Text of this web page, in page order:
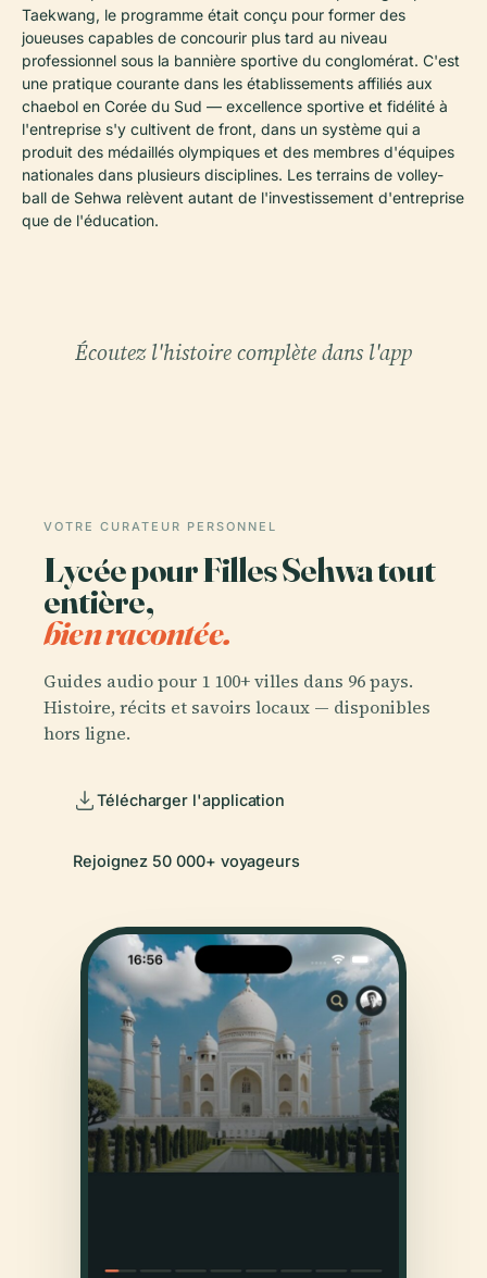
Taekwang, le programme était conçu pour former des
joueuses capables de concourir plus tard au niveau
professionnel sous la bannière sportive du conglomérat. C'est
une pratique courante dans les établissements affiliés aux
chaebol en Corée du Sud — excellence sportive et fidélité à
l'entreprise s'y cultivent de front, dans un système qui a
produit des médaillés olympiques et des membres d'équipes
nationales dans plusieurs disciplines. Les terrains de volley-
ball de Sehwa relèvent autant de l'investissement d'entreprise
que de l'éducation.
Écoutez l'histoire complète dans l'app
VOTRE CURATEUR PERSONNEL
Lycée pour Filles Sehwa tout
entière,
bien racontée.
Guides audio pour 1 100+ villes dans 96 pays.
Histoire, récits et savoirs locaux — disponibles
hors ligne.
Télécharger l'application
Rejoignez 50 000+ voyageurs